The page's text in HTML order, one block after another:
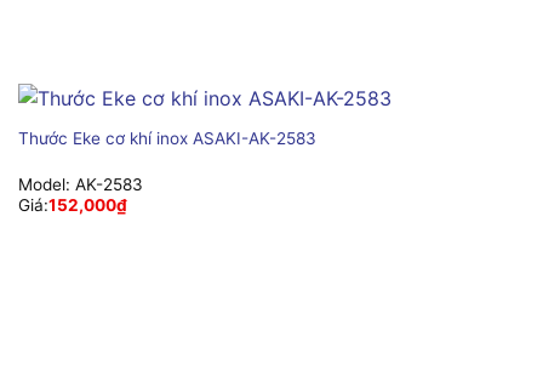
Thước Eke cơ khí inox ASAKI-AK-2583
Model: AK-2583
Giá:152,000₫